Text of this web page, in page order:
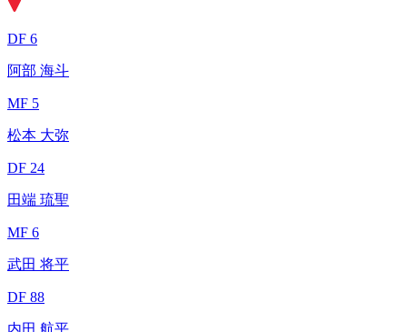
DF 6
阿部 海斗
MF 5
松本 大弥
DF 24
田端 琉聖
MF 6
武田 将平
DF 88